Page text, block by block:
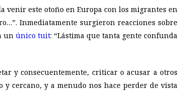
venir este otoño en Europa con los migrantes en
Inmediatamente surgieron reacciones sobre
un único tuit: “Lástima que tanta gente confunda
y consecuentemente, criticar o acusar a otros
y cercano, y a menudo nos hace perder de vista